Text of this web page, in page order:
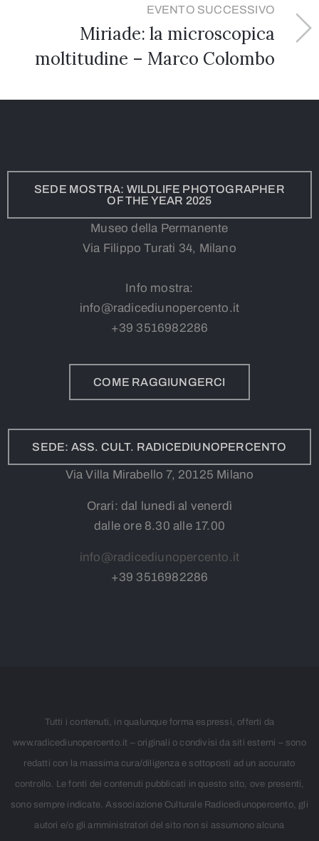
EVENTO SUCCESSIVO
Miriade: la microscopica
moltitudine – Marco Colombo
SEDE MOSTRA: WILDLIFE PHOTOGRAPHER
OF THE YEAR 2025
Museo della Permanente
Via Filippo Turati 34, Milano
Info mostra:
info@radicediunopercento.it
+39 3516982286
COME RAGGIUNGERCI
SEDE: ASS. CULT. RADICEDIUNOPERCENTO
Via Villa Mirabello 7, 20125 Milano
Orari: dal lunedì al venerdì
dalle ore 8.30 alle 17.00
info@radicediunopercento.it
+39 3516982286
Tutti i contenuti, in qualunque forma espressi, offerti da
www.radicediunopercento.it – originali o condivisi da siti esterni – sono
redatti con la massima cura/diligenza e sottoposti ad un accurato
controllo. Le fonti dei contenuti pubblicati in questo sito, ove presenti,
sono sempre indicate. Associazione Culturale Radicediunopercento, gli
autori e/o gli amministratori del sito non si assumono alcuna